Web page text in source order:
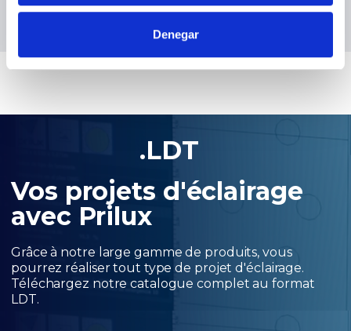
Denegar
.LDT
Vos projets d'éclairage
avec Prilux
Grâce à notre large gamme de produits, vous
pourrez réaliser tout type de projet d'éclairage.
Téléchargez notre catalogue complet au format
LDT.